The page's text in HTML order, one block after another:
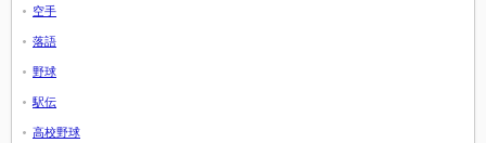
空手
落語
野球
駅伝
高校野球